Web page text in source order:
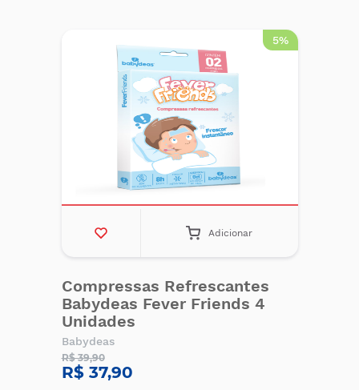
5%
Adicionar
Compressas Refrescantes
Babydeas Fever Friends 4
Unidades
Babydeas
R$ 39,90
R$ 37,90